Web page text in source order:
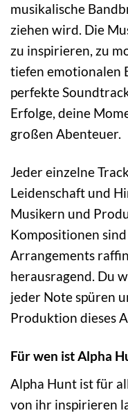
musikalische
ziehen wird. Die
zu inspirieren, zu
tiefen emotionalen
perfekte
Erfolge, deine
großen Abenteuer.
Jeder einzelne
Leidenschaft und
Musikern und
Kompositionen
Arrangements
herausragend. Du
jeder Note spüren
Produktion dieses
Für wen ist Alpha
Alpha Hunt ist für
von ihr inspirieren